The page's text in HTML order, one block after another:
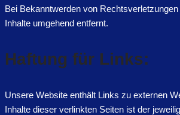
Bei Bekanntwerden von
Inhalte umgehend entfernt.
Haftung für Links:
Unsere Website enthält Links zu externen
Inhalte dieser verlinkten Seiten ist der